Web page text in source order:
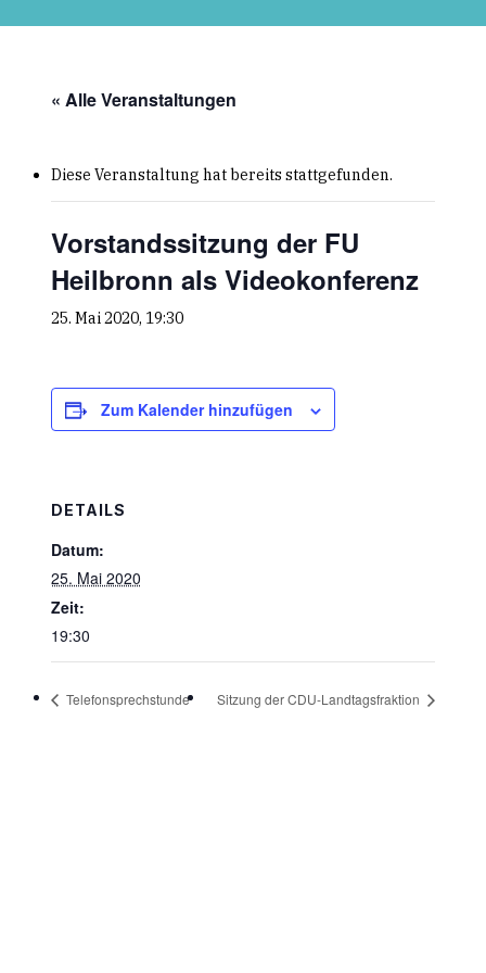
« Alle Veranstaltungen
Diese Veranstaltung hat bereits stattgefunden.
Vorstandssitzung der FU
Heilbronn als Videokonferenz
25. Mai 2020, 19:30
Zum Kalender hinzufügen
DETAILS
Datum:
25. Mai 2020
Zeit:
19:30
Telefonsprechstunde Sitzung der CDU-Landtagsfraktion